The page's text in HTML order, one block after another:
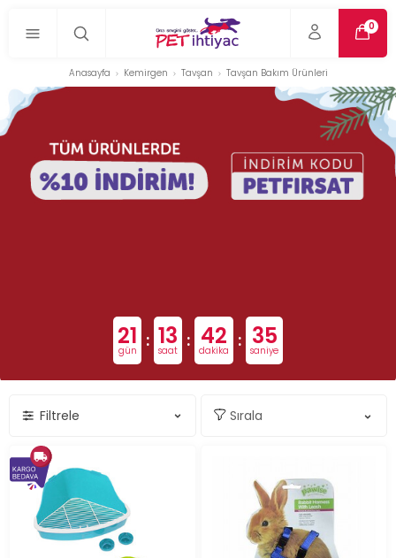
0
Anasayfa Kemirgen Tavşan Tavşan Bakım Ürünleri
21
gün : 13
saat : 42
dakika : 34
saniye
Filtrele